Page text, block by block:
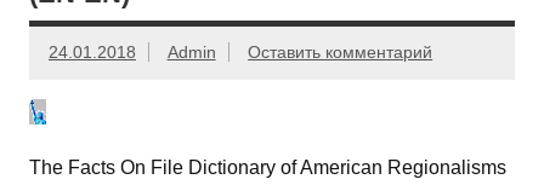
24.01.2018 Admin Оставить комментарий
The Facts On File Dictionary of American Regionalisms